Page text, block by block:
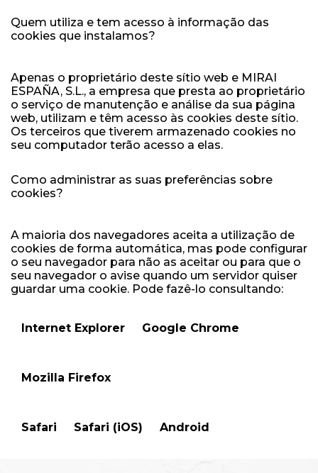
Quem utiliza e tem acesso à informação das
cookies que instalamos?
Apenas o proprietário deste sítio web e MIRAI
ESPAÑA, S.L., a empresa que presta ao proprietário
o serviço de manutenção e análise da sua página
web, utilizam e têm acesso às cookies deste sítio.
Os terceiros que tiverem armazenado cookies no
seu computador terão acesso a elas.
Como administrar as suas preferências sobre
cookies?
A maioria dos navegadores aceita a utilização de
cookies de forma automática, mas pode configurar
o seu navegador para não as aceitar ou para que o
seu navegador o avise quando um servidor quiser
guardar uma cookie. Pode fazê-lo consultando:
Internet Explorer Google Chrome
Mozilla Firefox
Safari Safari (iOS) Android